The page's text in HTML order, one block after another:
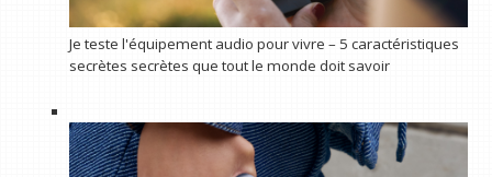
Je teste l'équipement audio pour vivre – 5 caractéristiques
secrètes secrètes que tout le monde doit savoir